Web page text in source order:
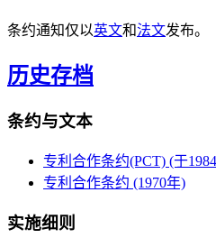
条约通知仅以英文和法文发布。
历史存档
条约与文本
专利合作条约(PCT) (于
专利合作条约 (1970年)
实施细则